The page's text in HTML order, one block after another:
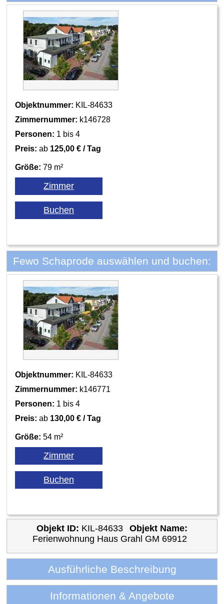
Objektnummer: KIL-84633
Zimmernummer: k146728
Personen: 1 bis 4
Preis: ab 125,00 € / Tag
Größe: 79 m²
Fewo Schaprode auswählen und buchen:
Objektnummer: KIL-84633
Zimmernummer: k146771
Personen: 1 bis 4
Preis: ab 130,00 € / Tag
Größe: 54 m²
Objekt ID: KIL-84633
Objekt Name:
Ferienwohnung Haus Grahl GM 69912
Ausführliche Beschreibung
Informationen & Angebote